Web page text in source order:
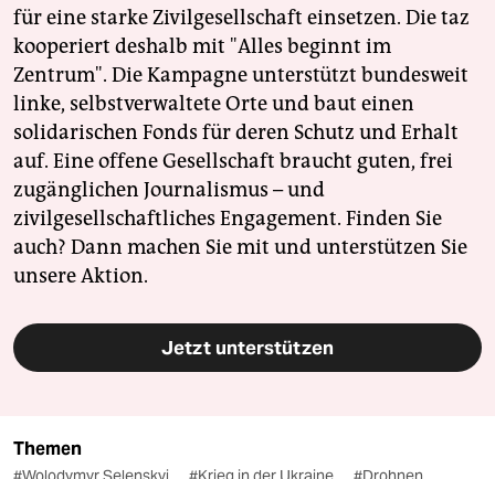
für eine starke Zivilgesellschaft einsetzen. Die taz
kooperiert deshalb mit "Alles beginnt im
Zentrum". Die Kampagne unterstützt bundesweit
linke, selbstverwaltete Orte und baut einen
solidarischen Fonds für deren Schutz und Erhalt
auf. Eine offene Gesellschaft braucht guten, frei
zugänglichen Journalismus – und
zivilgesellschaftliches Engagement. Finden Sie
auch? Dann machen Sie mit und unterstützen Sie
unsere Aktion.
Jetzt unterstützen
Themen